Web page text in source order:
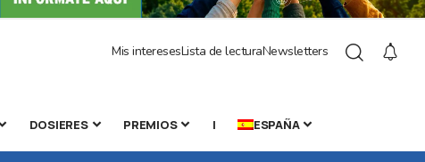
Mis interesesLista de lecturaNewsletters
DOSIERES PREMIOS | ESPAÑA